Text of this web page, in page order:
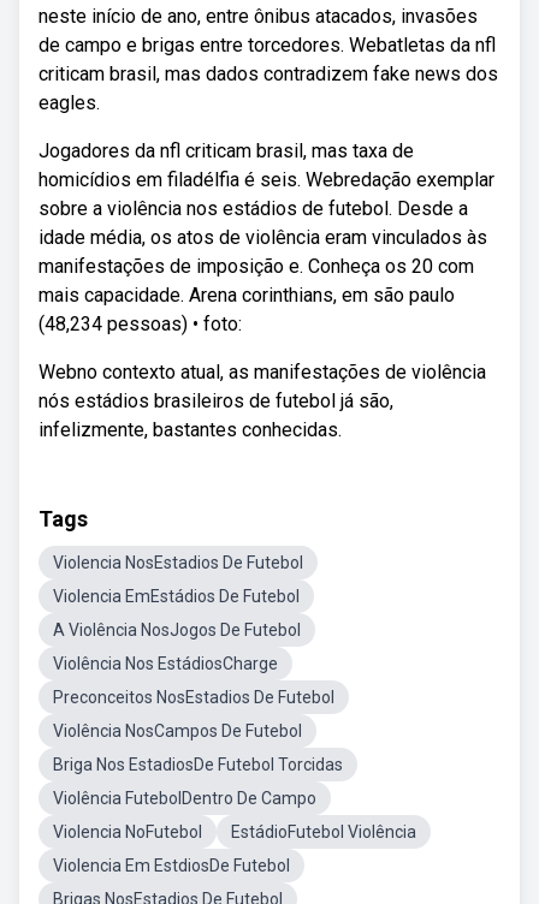
neste início de ano, entre ônibus atacados, invasões
de campo e brigas entre torcedores. Webatletas da nfl
criticam brasil, mas dados contradizem fake news dos
eagles.
Jogadores da nfl criticam brasil, mas taxa de
homicídios em filadélfia é seis. Webredação exemplar
sobre a violência nos estádios de futebol. Desde a
idade média, os atos de violência eram vinculados às
manifestações de imposição e. Conheça os 20 com
mais capacidade. Arena corinthians, em são paulo
(48,234 pessoas) • foto:
Webno contexto atual, as manifestações de violência
nós estádios brasileiros de futebol já são,
infelizmente, bastantes conhecidas.
Tags
Violencia NosEstadios De Futebol
Violencia EmEstádios De Futebol
A Violência NosJogos De Futebol
Violência Nos EstádiosCharge
Preconceitos NosEstadios De Futebol
Violência NosCampos De Futebol
Briga Nos EstadiosDe Futebol Torcidas
Violência FutebolDentro De Campo
Violencia NoFutebol
EstádioFutebol Violência
Violencia Em EstdiosDe Futebol
Brigas NosEstadios De Futebol